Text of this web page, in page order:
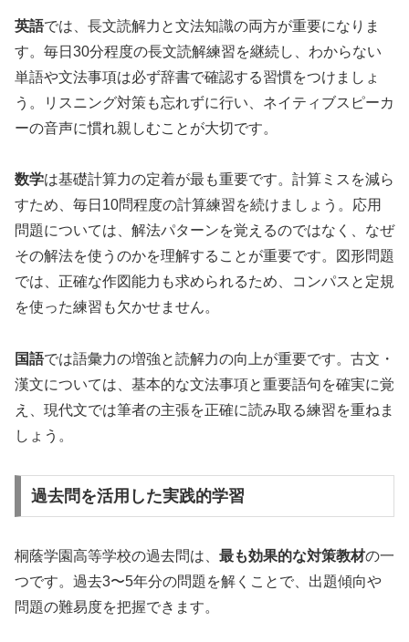
英語では、長文読解力と文法知識の両方が重要になりま
す。毎日30分程度の長文読解練習を継続し、わからない
単語や文法事項は必ず辞書で確認する習慣をつけましょ
う。リスニング対策も忘れずに行い、ネイティブスピーカ
ーの音声に慣れ親しむことが大切です。
数学は基礎計算力の定着が最も重要です。計算ミスを減ら
すため、毎日10問程度の計算練習を続けましょう。応用
問題については、解法パターンを覚えるのではなく、なぜ
その解法を使うのかを理解することが重要です。図形問題
では、正確な作図能力も求められるため、コンパスと定規
を使った練習も欠かせません。
国語では語彙力の増強と読解力の向上が重要です。古文・
漢文については、基本的な文法事項と重要語句を確実に覚
え、現代文では筆者の主張を正確に読み取る練習を重ねま
しょう。
過去問を活用した実践的学習
桐蔭学園高等学校の過去問は、 最も効果的な対策教材の一
つです。過去3〜5年分の問題を解くことで、出題傾向や
問題の難易度を把握できます。